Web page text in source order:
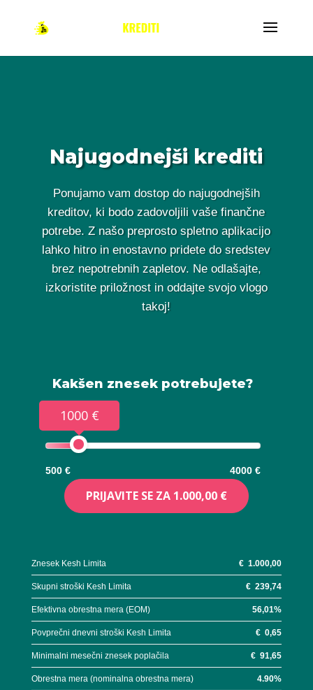
Najugodnejši krediti
Ponujamo vam dostop do najugodnejših
kreditov, ki bodo zadovoljili vaše finančne
potrebe. Z našo preprosto spletno aplikacijo
lahko hitro in enostavno pridete do sredstev
brez nepotrebnih zapletov. Ne odlašajte,
izkoristite priložnost in oddajte svojo vlogo
takoj!
Kakšen znesek potrebujete?
1000 €
500 € 4000 €
PRIJAVITE SE ZA 1.000,00 €
Znesek Kesh Limita €1.000,00
Skupni stroški Kesh Limita €239,74
Efektivna obrestna mera (EOM) 56,01%
Povprečni dnevni stroški Kesh Limita €0,65
Minimalni mesečni znesek poplačila €91,65
Obrestna mera (nominalna obrestna mera) 4.90%